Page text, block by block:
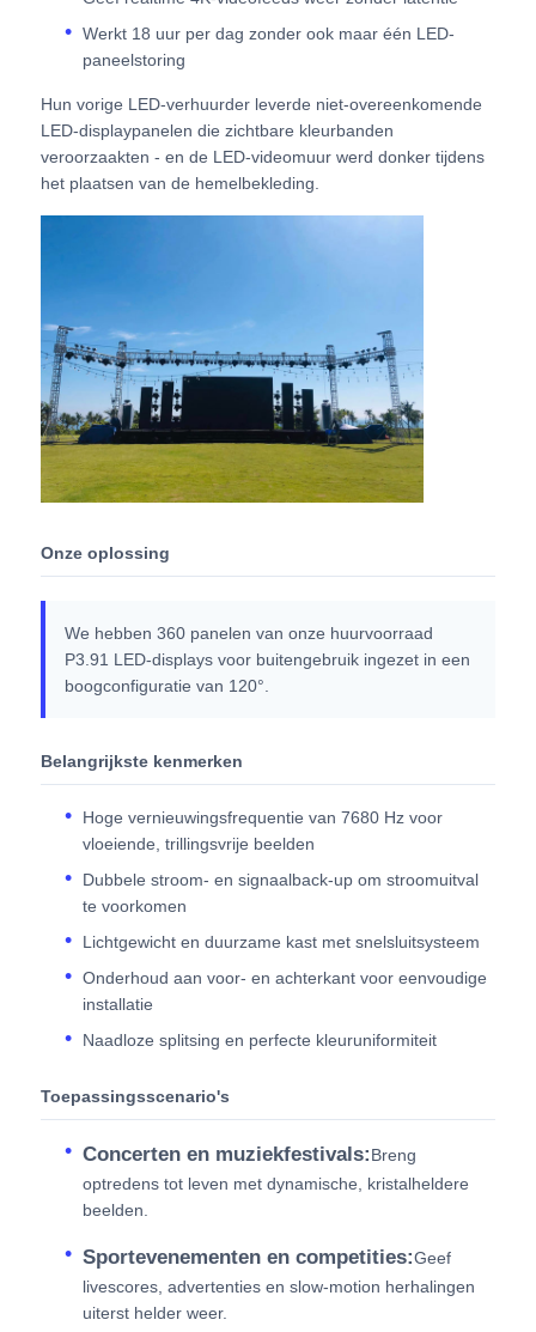
SMD LED Scherm
Buiten LED-displaybord
Werkt 18 uur per dag zonder ook maar één LED-
paneelstoring
Hun vorige LED-verhuurder leverde niet-overeenkomende
LED-displaypanelen die zichtbare kleurbanden
veroorzaakten - en de LED-videomuur werd donker tijdens
het plaatsen van de hemelbekleding.
Onze oplossing
We hebben 360 panelen van onze huurvoorraad
P3.91 LED-displays voor buitengebruik ingezet in een
boogconfiguratie van 120°.
Belangrijkste kenmerken
Hoge vernieuwingsfrequentie van 7680 Hz voor
vloeiende, trillingsvrije beelden
Dubbele stroom- en signaalback-up om stroomuitval
te voorkomen
Lichtgewicht en duurzame kast met snelsluitsysteem
Onderhoud aan voor- en achterkant voor eenvoudige
installatie
Naadloze splitsing en perfecte kleuruniformiteit
Toepassingsscenario's
Concerten en muziekfestivals:Breng
optredens tot leven met dynamische, kristalheldere
beelden.
Sportevenementen en competities:Geef
livescores, advertenties en slow-motion herhalingen
uiterst helder weer.